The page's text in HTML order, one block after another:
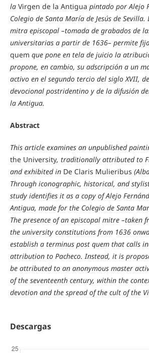
la Virgen de la Antigua pintado por Alejo
Colegio de Santa María de Jesús de
mitra episcopal –tomada de grabados de
universitarias a partir de 1636– permite
quem que pone en tela de juicio la
propone, en cambio, su adscripción a un
activo en el segundo tercio del siglo XVII,
devocional postridentino y de la difusión
la Antigua.
Abstract
This article examines an unpublished
the University, traditionally attributed to
and exhibited in De Claris Mulieribus
Through iconographic, historical, and
study identifies it as a copy of Alejo
Antigua, made for the Colegio de Santa
The presence of an episcopal mitre –taken
the university constitutions from 1636
establish a terminus post quem that calls
attribution to Pacheco. Instead, it is
be attributed to an anonymous master
of the seventeenth century, within the
devotion and the spread of the cult of the
Descargas